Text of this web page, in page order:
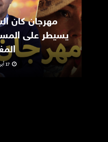
يسيطر على
17 أبريل، 2026